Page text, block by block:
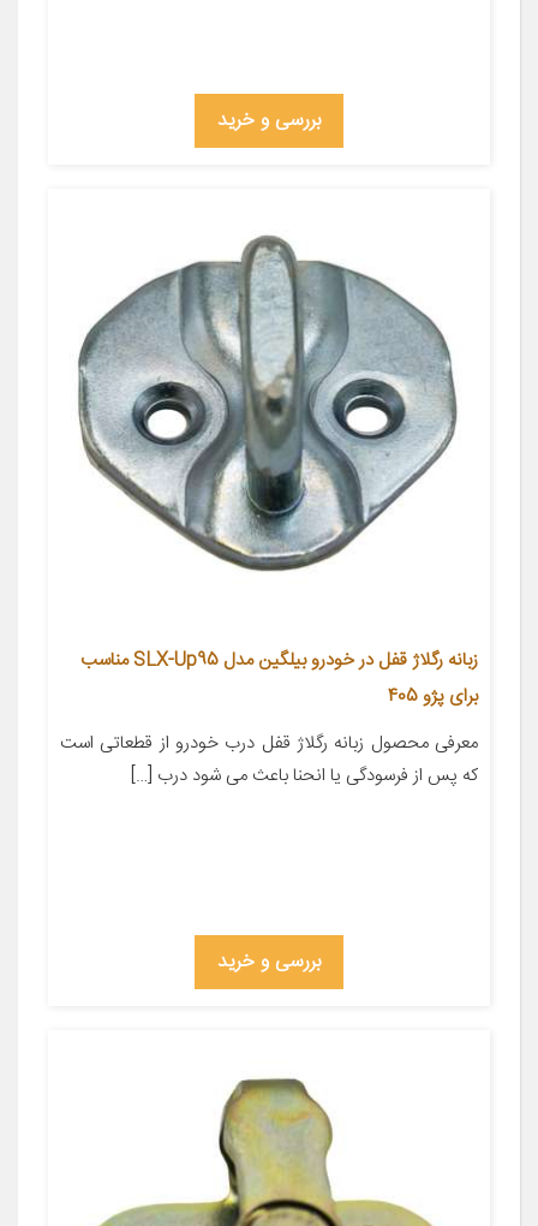
بررسی و خرید
زبانه رگلاژ قفل در خودرو بیلگین مدل SLX-Up95 مناسب
برای پژو 405
معرفی محصول زبانه رگلاژ قفل درب خودرو از قطعاتی است
که پس از فرسودگی یا انحنا باعث می شود درب […]
بررسی و خرید